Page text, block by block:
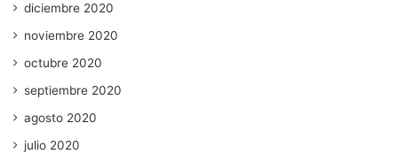
diciembre 2020
noviembre 2020
octubre 2020
septiembre 2020
agosto 2020
julio 2020